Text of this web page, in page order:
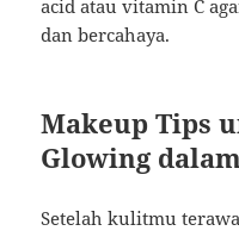
acid atau vitamin C
dan bercahaya.
Makeup Tips
Glowing
Setelah kulitmu